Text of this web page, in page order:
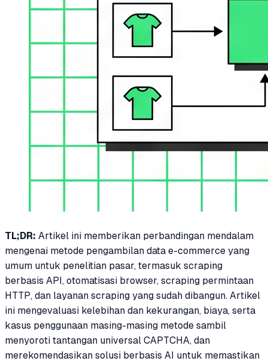
TL;DR: Artikel ini memberikan perbandingan mendalam
mengenai metode pengambilan data e-commerce yang
umum untuk penelitian pasar, termasuk scraping
berbasis API, otomatisasi browser, scraping permintaan
HTTP, dan layanan scraping yang sudah dibangun. Artikel
ini mengevaluasi kelebihan dan kekurangan, biaya, serta
kasus penggunaan masing-masing metode sambil
menyoroti tantangan universal CAPTCHA, dan
merekomendasikan solusi berbasis AI untuk memastikan